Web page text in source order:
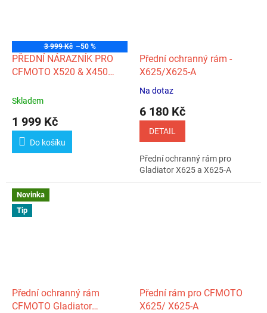
3 999 Kč –50 %
PŘEDNÍ NÁRAZNÍK PRO
CFMOTO X520 & X450
Skladem
1 999 Kč
Do košíku
Přední ochranný rám -
X625/X625-A
Průměrné
produktu
5
hvězdiček.
Na dotaz
6 180 Kč
DETAIL
Přední ochranný rám pro
Gladiator X625 a X625-A
Novinka
Tip
Přední ochranný rám
CFMOTO Gladiator
Přední rám pro CFMOTO
X625/ X625-A